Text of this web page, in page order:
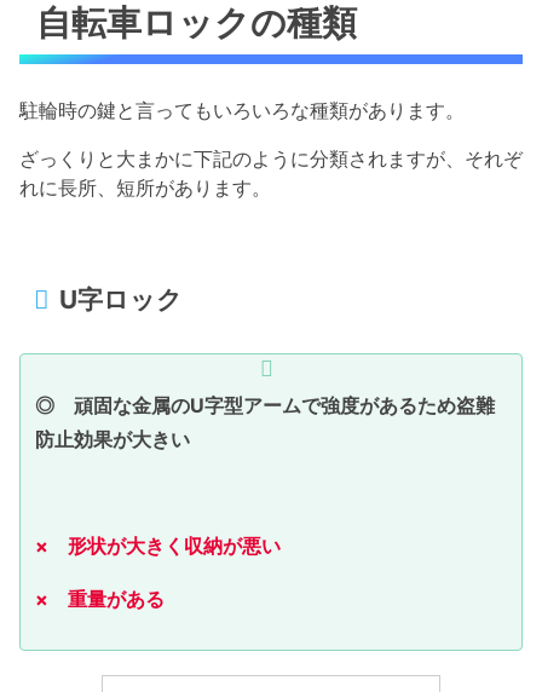
自転車ロックの種類
駐輪時の鍵と言ってもいろいろな種類があります。
ざっくりと大まかに下記のように分類されますが、それぞ
れに長所、短所があります。
U字ロック
◎ 頑固な金属のU字型アームで強度があるため盗難
防止効果が大きい
× 形状が大きく収納が悪い
× 重量がある